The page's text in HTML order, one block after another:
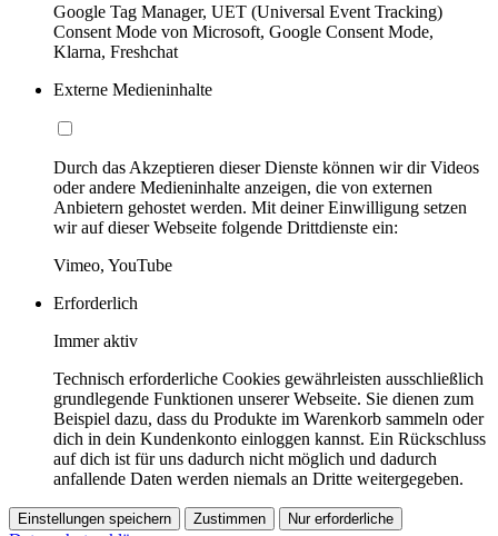
Google Tag Manager, UET (Universal Event Tracking)
Consent Mode von Microsoft, Google Consent Mode,
Klarna, Freshchat
Externe Medieninhalte
Durch das Akzeptieren dieser Dienste können wir dir Videos
oder andere Medieninhalte anzeigen, die von externen
Anbietern gehostet werden. Mit deiner Einwilligung setzen
wir auf dieser Webseite folgende Drittdienste ein:
Vimeo, YouTube
Erforderlich
Immer aktiv
Technisch erforderliche Cookies gewährleisten ausschließlich
grundlegende Funktionen unserer Webseite. Sie dienen zum
Beispiel dazu, dass du Produkte im Warenkorb sammeln oder
dich in dein Kundenkonto einloggen kannst. Ein Rückschluss
auf dich ist für uns dadurch nicht möglich und dadurch
anfallende Daten werden niemals an Dritte weitergegeben.
Einstellungen speichern Zustimmen Nur erforderliche